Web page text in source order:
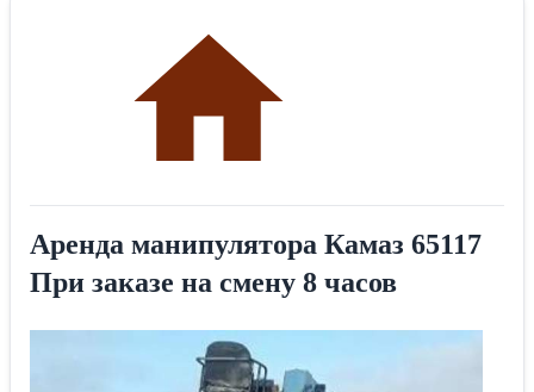
Аренда манипулятора Камаз 65117
При заказе на смену 8 часов